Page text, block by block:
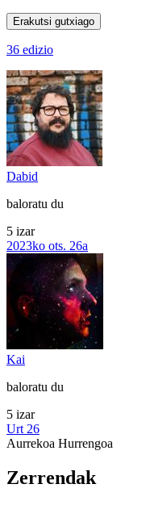
Erakutsi gutxiago
36 edizio
Dabid
baloratu du
5 izar
2023ko ots. 26a
Kai
baloratu du
5 izar
Urt 26
Aurrekoa Hurrengoa
Zerrendak